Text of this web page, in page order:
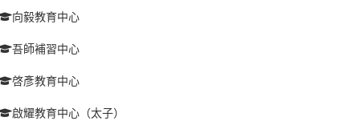
向毅教育中心
吾師補習中心
啓彥教育中心
啟耀教育中心（太子）